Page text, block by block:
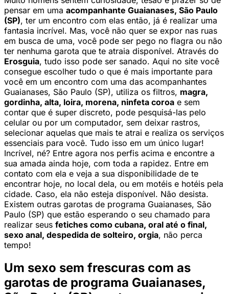
pensar em uma acompanhante Guaianases, São Paulo
(SP), ter um encontro com elas então, já é realizar uma
fantasia incrível. Mas, você não quer se expor nas ruas
em busca de uma, você pode ser pego no flagra ou não
ter nenhuma garota que te atraia disponível. Através do
Erosguia, tudo isso pode ser sanado. Aqui no site você
consegue escolher tudo o que é mais importante para
você em um encontro com uma das acompanhantes
Guaianases, São Paulo (SP), utiliza os filtros, magra,
gordinha, alta, loira, morena, ninfeta coroa e sem
contar que é super discreto, pode pesquisá-las pelo
celular ou por um computador, sem deixar rastros,
selecionar aquelas que mais te atrai e realiza os serviços
essenciais para você. Tudo isso em um único lugar!
Incrível, né? Entre agora nos perfis acima e encontre a
sua amada ainda hoje, com toda a rapidez. Entre em
contato com ela e veja a sua disponibilidade de te
encontrar hoje, no local dela, ou em motéis e hotéis pela
cidade. Caso, ela não esteja disponível. Não desista.
Existem outras garotas de programa Guaianases, São
Paulo (SP) que estão esperando o seu chamado para
realizar seus fetiches como cubana, oral até o final,
sexo anal, despedida de solteiro, orgia, não perca
tempo!
Um sexo sem frescuras com as
garotas de programa Guaianases,